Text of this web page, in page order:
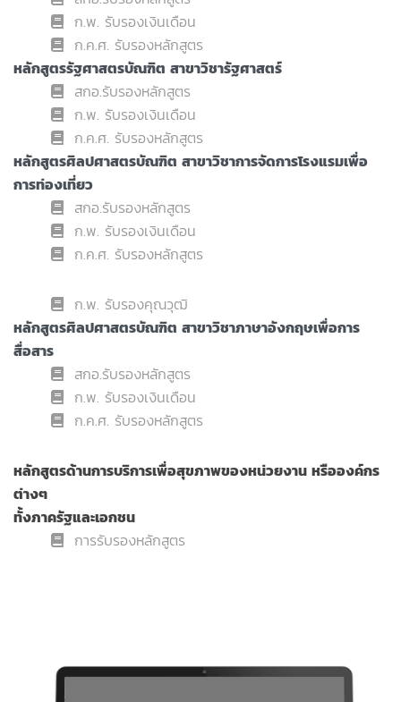
ก.พ. รับรองเงินเดือน
ก.ค.ศ. รับรองหลักสูตร
หลักสูตรรัฐศาสตรบัณฑิต สาขาวิชารัฐศาสตร์
สกอ.รับรองหลักสูตร
ก.พ. รับรองเงินเดือน
ก.ค.ศ. รับรองหลักสูตร
หลักสูตรศิลปศาสตรบัณฑิต สาขาวิชาการจัดการโรงแรมเพื่อ
การท่องเที่ยว
สกอ.รับรองหลักสูตร
ก.พ. รับรองเงินเดือน
ก.ค.ศ. รับรองหลักสูตร
ก.พ. รับรองคุณวุฒ
หลักสูตรศิลปศาสตรบัณฑิต สาขาวิชาภาษาอังกฤษเพื่อการ
สื่อสาร
สกอ.รับรองหลักสูตร
ก.พ. รับรองเงินเดือน
ก.ค.ศ. รับรองหลักสูตร
หลักสูตรด้านการบริการเพื่อสุขภาพของหน่วยงาน หรือองค์กร
ต่างๆ
ทั้งภาครัฐและเอกชน
การรับรองหลักสูตร